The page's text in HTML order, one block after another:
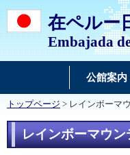
在ペルー
Embajada
公館案内
トップページ > レインボーマ
レインボーマウ